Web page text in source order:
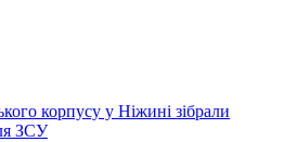
корпусу у Ніжині зібрали
ЗСУ